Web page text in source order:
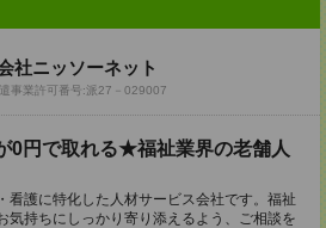
社ニッソーネット
事業許可番号:派27－029007
0円で取れる★福祉業界の老舗人
看護に特化した人材サービス会社です。福祉
気持ちにしっかり寄り添えるよう、ご相談を